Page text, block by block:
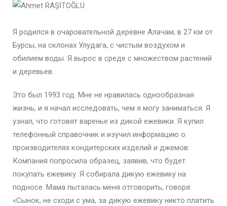
Я родился в очаровательной деревне Алачам, в 27 км от
Бурсы, на склонах Улудага, с чистым воздухом и
обилием воды. Я вырос в среде с множеством растений
и деревьев.
Это был 1993 год. Мне не нравилась однообразная
жизнь, и я начал исследовать, чем я могу заниматься. Я
узнал, что готовят варенье из дикой ежевики. Я купил
телефонный справочник и изучил информацию о
производителях кондитерских изделий и джемов.
Компания попросила образец, заявив, что будет
покупать ежевику. Я собирала дикую ежевику на
подносе. Мама пыталась меня отговорить, говоря:
«Сынок, не сходи с ума, за дикую ежевику никто платить